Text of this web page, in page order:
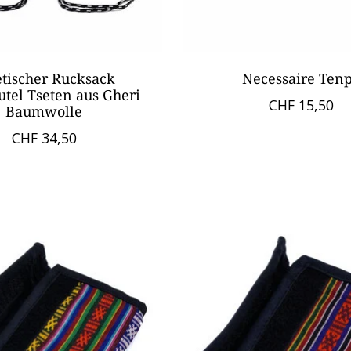
Rucksack
Tseten aus Gheri
Baumwolle
CHF 34,50
Necessaire
CHF 15,50